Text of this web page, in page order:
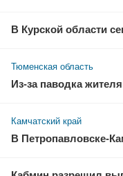
В Курской области
Тюменская область
Из-за паводка
Камчатский край
В Петропавловске-